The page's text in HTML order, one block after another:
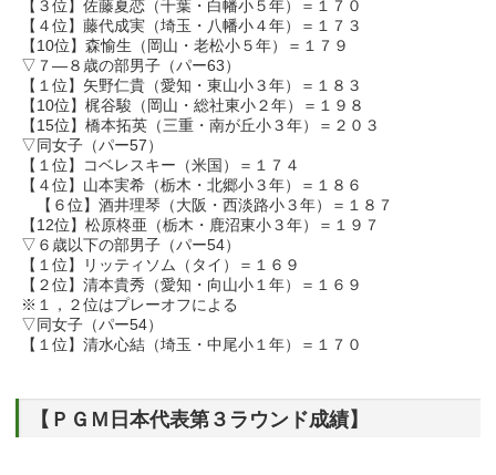
【３位】佐藤夏恋（千葉・白幡小５年）＝１７０
【４位】藤代成実（埼玉・八幡小４年）＝１７３
【10位】森愉生（岡山・老松小５年）＝１７９
▽７―８歳の部男子（パー63）
【１位】矢野仁貴（愛知・東山小３年）＝１８３
【10位】梶谷駿（岡山・総社東小２年）＝１９８
【15位】橋本拓英（三重・南が丘小３年）＝２０３
▽同女子（パー57）
【１位】コベレスキー（米国）＝１７４
【４位】山本実希（栃木・北郷小３年）＝１８６
【６位】酒井理琴（大阪・西淡路小３年）＝１８７
【12位】松原柊亜（栃木・鹿沼東小３年）＝１９７
▽６歳以下の部男子（パー54）
【１位】リッティソム（タイ）＝１６９
【２位】清本貴秀（愛知・向山小１年）＝１６９
※１，２位はプレーオフによる
▽同女子（パー54）
【１位】清水心結（埼玉・中尾小１年）＝１７０
【ＰＧＭ日本代表第３ラウンド成績】